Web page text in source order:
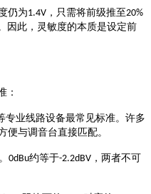
仍为1.4V ，只需将前级推至20%
因此，灵敏度的本质是设定前
：
专业线路设备最常见标准。许多
便与调音台直接匹配。
0dBu约等于-2.2dBV ，两者不可